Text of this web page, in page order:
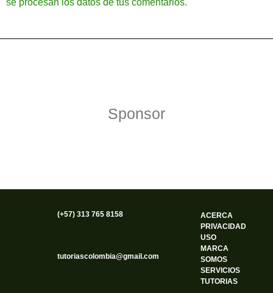
Sponsor
(+57) 313 765 8158
tutoriascolombia@gmail.com
ACERCA
PRIVACIDAD
USO
MARCA
SOMOS
SERVICIOS
TUTORIAS